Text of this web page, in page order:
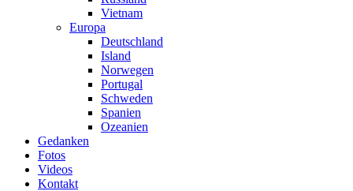
Vietnam
Europa
Deutschland
Island
Norwegen
Portugal
Schweden
Spanien
Ozeanien
Gedanken
Fotos
Videos
Kontakt